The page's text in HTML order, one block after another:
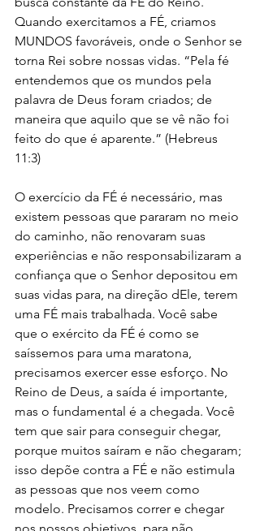
Quando exercitamos a FÉ, criamos
MUNDOS favoráveis, onde o Senhor se
torna Rei sobre nossas vidas. “Pela fé
entendemos que os mundos pela
palavra de Deus foram criados; de
maneira que aquilo que se vê não foi
feito do que é aparente.” (Hebreus
11:3)
O exercício da FÉ é necessário, mas
existem pessoas que pararam no meio
do caminho, não renovaram suas
experiências e não responsabilizaram a
confiança que o Senhor depositou em
suas vidas para, na direção dEle, terem
uma FÉ mais trabalhada. Você sabe
que o exército da FÉ é como se
saíssemos para uma maratona,
precisamos exercer esse esforço. No
Reino de Deus, a saída é importante,
mas o fundamental é a chegada. Você
tem que sair para conseguir chegar,
porque muitos saíram e não chegaram;
isso depõe contra a FÉ e não estimula
as pessoas que nos veem como
modelo. Precisamos correr e chegar